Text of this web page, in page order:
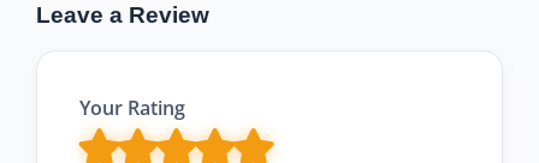
Leave a Review
Your Rating